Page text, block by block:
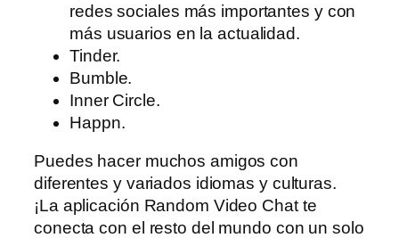
redes sociales más importantes y con
más usuarios en la actualidad.
Tinder.
Bumble.
Inner Circle.
Happn.
Puedes hacer muchos amigos con
diferentes y variados idiomas y culturas.
¡La aplicación Random Video Chat te
conecta con el resto del mundo con un solo